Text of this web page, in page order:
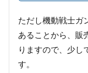
ただし機動戦士ガ
あることから、販
りますので、少し
す。